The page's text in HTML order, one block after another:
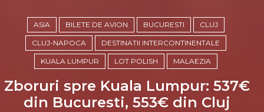
ASIA BILETE DE AVION BUCURESTI CLUJ
CLUJ-NAPOCA DESTINATII INTERCONTINENTALE
KUALA LUMPUR LOT POLISH MALAEZIA
Zboruri spre Kuala Lumpur: 537€
din Bucuresti, 553€ din Cluj